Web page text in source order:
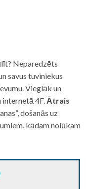
Neparedzēts
savus tuviniekus
Vieglāk un
4F. Ātrais
došanās uz
kādam nolūkam